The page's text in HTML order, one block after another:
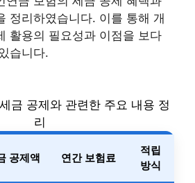
정리하였습니다. 이를 통해 개
활용의 필요성과 이점을 보다
습니다.
금 공제와 관련한 주요 내용 정
리
공제액 연간 보험료
적립
방식